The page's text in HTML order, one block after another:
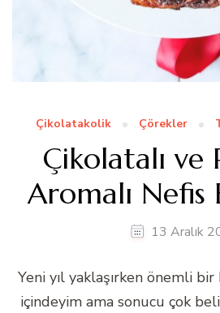
Çikolatakolik Çörekler
Çikolatalı ve
Aromalı Nefis
13 Aralık
Yeni yıl yaklaşırken önemli
içindeyim ama sonucu çok